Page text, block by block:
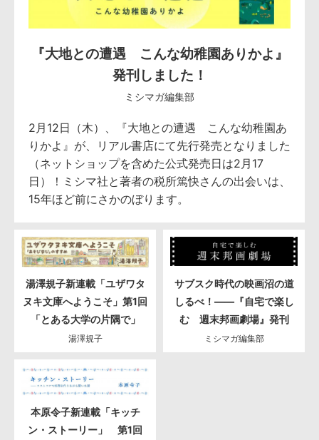
『大地との遭遇 こんな幼稚園ありかよ』
発刊しました！
ミシマガ編集部
2月12日（木）、『大地との遭遇 こんな幼稚園あ
りかよ』が、リアル書店にて先行発売となりました
（ネットショップを含めた公式発売日は2月17
日）！ミシマ社と著者の税所篤快さんの出会いは、
15年ほど前にさかのぼります。
湯澤規子新連載「ユザワタ
ヌキ文庫へようこそ」第1回
「とある大学の片隅で」
湯澤規子
サブスク時代の映画沼の道
しるべ！――『自宅で楽し
む 週末邦画劇場』発刊
ミシマガ編集部
本原令子新連載「キッチ
ン・ストーリー」 第1回